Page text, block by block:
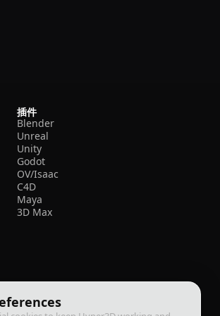
插件
Blender
Unreal
Unity
Godot
OV/Isaac
C4D
Maya
3D Max